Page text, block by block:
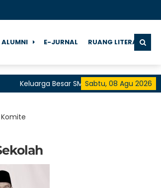
ALUMNI E-JURNAL RUANG LITERASI
Sabtu, 08 Agu 2026
Keluarga Besar SMA Negeri 1 Pringgarata